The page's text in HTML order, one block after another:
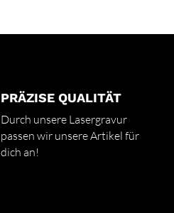
PRÄZISE QUALITÄT
Durch unsere Lasergravur
passen wir unsere Artikel für
dich an!